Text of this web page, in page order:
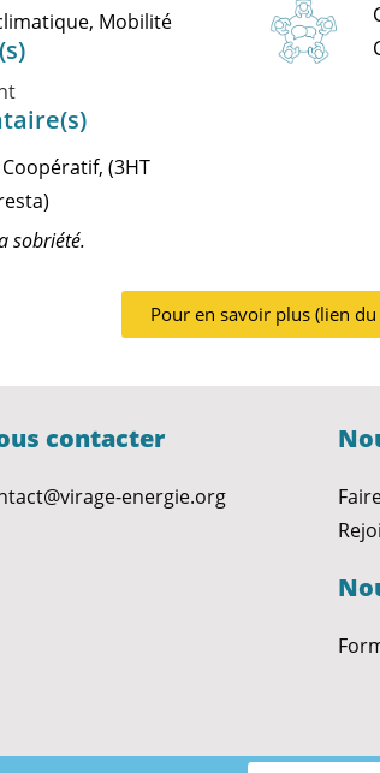
Mobilité
(3HT
sobriété.
Pour en savoir plus (lien
contacter
energie.org